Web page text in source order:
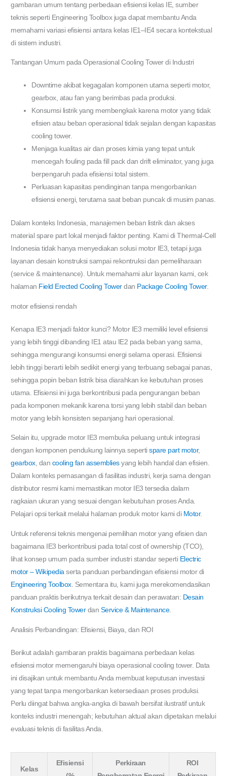
gambaran umum tentang perbedaan efisiensi kelas IE, sumber
teknis seperti Engineering Toolbox juga dapat membantu Anda
memahami variasi efisiensi antara kelas IE1–IE4 secara kontekstual
di sistem industri.
Tantangan Umum pada Operasional Cooling Tower di Industri
Downtime akibat kegagalan komponen utama seperti motor,
gearbox, atau fan yang berimbas pada produksi.
Konsumsi listrik yang membengkak karena motor yang tidak
efisien atau beban operasional tidak sejalan dengan kapasitas
cooling tower.
Menjaga kualitas air dan proses kimia yang tepat untuk
mencegah fouling pada fill pack dan drift eliminator, yang juga
berpengaruh pada efisiensi total sistem.
Perluasan kapasitas pendinginan tanpa mengorbankan
efisiensi energi, terutama saat beban puncak di musim panas.
Dalam konteks Indonesia, manajemen beban listrik dan akses
material spare part lokal menjadi faktor penting. Kami di Thermal-Cell
Indonesia tidak hanya menyediakan solusi motor IE3, tetapi juga
layanan desain konstruksi sampai rekontruksi dan pemeliharaan
(service & maintenance). Untuk memahami alur layanan kami, cek
halaman Field Erected Cooling Towerdan Package Cooling Tower.
motor efisiensi rendah
Kenapa IE3 menjadi faktor kunci? Motor IE3 memiliki level efisiensi
yang lebih tinggi dibanding IE1 atau IE2 pada beban yang sama,
sehingga mengurangi konsumsi energi selama operasi. Efisiensi
lebih tinggi berarti lebih sedikit energi yang terbuang sebagai panas,
sehingga popin beban listrik bisa diarahkan ke kebutuhan proses
utama. Efisiensi ini juga berkontribusi pada pengurangan beban
pada komponen mekanik karena torsi yang lebih stabil dan beban
motor yang lebih konsisten sepanjang hari operasional.
Selain itu, upgrade motor IE3 membuka peluang untuk integrasi
dengan komponen pendukung lainnya sepertispare part motor,
gearbox, dan cooling fan assembliesyang lebih handal dan efisien.
Dalam konteks pemasangan di fasilitas industri, kerja sama dengan
distributor resmi kami memastikan motor IE3 tersedia dalam
ragkaian ukuran yang sesuai dengan kebutuhan proses Anda.
Pelajari opsi terkait melalui halaman produk motor kami di Motor.
Untuk referensi teknis mengenai pemilihan motor yang efisien dan
bagaimana IE3 berkontribusi pada total cost of ownership (TCO),
lihat konsep umum pada sumber industri standar seperti Electric
motor – Wikipediaserta panduan perbandingan efisiensi motor di
Engineering Toolbox. Sementara itu, kami juga merekomendasikan
panduan praktis berikutnya terkait desain dan perawatan: Desain
Konstruksi Cooling Towerdan Service & Maintenance.
Analisis Perbandingan: Efisiensi, Biaya, dan ROI
Berikut adalah gambaran praktis bagaimana perbedaan kelas
efisiensi motor memengaruhi biaya operasional cooling tower. Data
ini disajikan untuk membantu Anda membuat keputusan investasi
yang tepat tanpa mengorbankan ketersediaan proses produksi.
Perlu diingat bahwa angka-angka di bawah bersifat ilustratif untuk
konteks industri menengah; kebutuhan aktual akan dipetakan melalui
evaluasi teknis di fasilitas Anda.
Kelas
Efisiensi
Perkiraan
ROI